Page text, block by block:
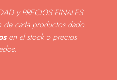
y PRECIOS FINALES
cada productos dado
en el stock o precios
.